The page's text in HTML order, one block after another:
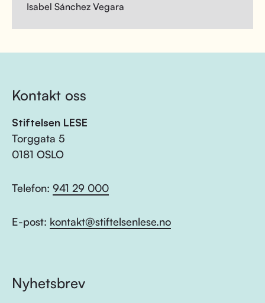
Isabel Sánchez Vegara
Kontakt oss
Stiftelsen LESE
Torggata 5
0181 OSLO
Telefon: 941 29 000
E-post: kontakt@stiftelsenlese.no
Nyhetsbrev